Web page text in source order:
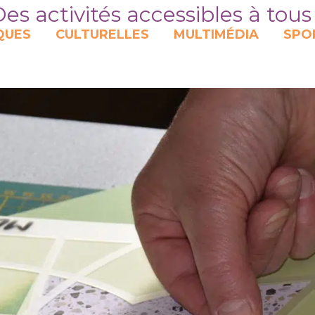
activités accessibles à tous
CULTURELLES MULTIMÉDIA